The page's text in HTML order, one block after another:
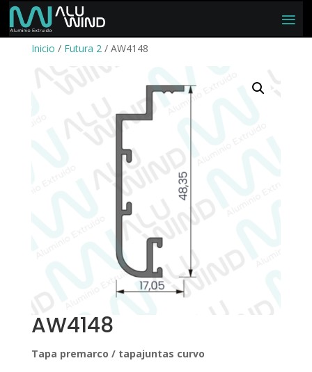
Inicio / Futura 2/ AW4148
AW4148
Tapa premarco / tapajuntas curvo